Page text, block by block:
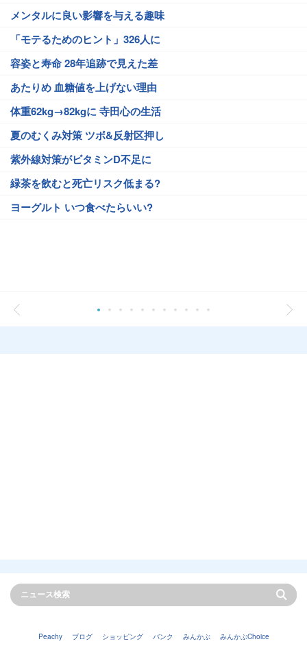
メンタルに良い影響を与える趣味
「モテるためのヒント」326人に
容姿と寿命 28年追跡で見えた差
あたりめ 血糖値を上げない理由
体重62kg→82kgに 寺田心の生活
夏のむくみ対策 ツボ&反射区押し
紫外線対策がビタミンD不足に
緑茶を飲むと死亡リスク低まる?
ヨーグルト いつ食べたらいい?
Peachy ブログ ショッピング バンク みんかぶ みんかぶChoice